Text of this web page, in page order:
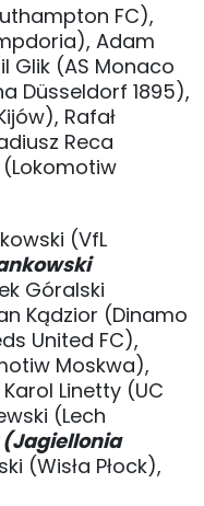
FC),
Adam
Glik (AS Monaco
Düsseldorf 1895),
Rafał
Reca
(VfL
Góralski
Kądzior (Dinamo
United FC),
Moskwa),
Linetty (UC
(Lech
(Wisła Płock),